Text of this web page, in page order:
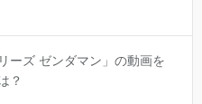
ーズ ゼンダマン」の動画を
？